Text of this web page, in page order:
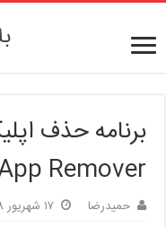
برنامه حذف
Remover
حمیدرضا ۱۷ شهریور ۱۳۹۸